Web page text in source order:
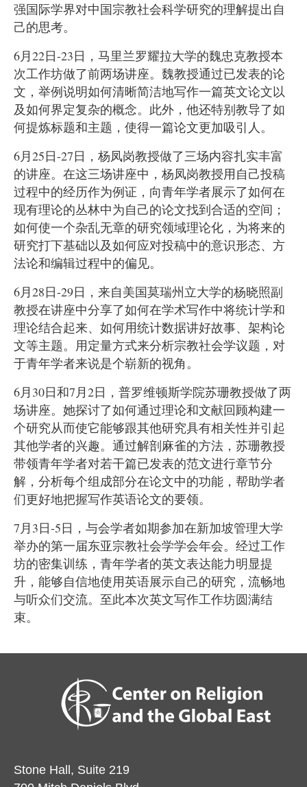
强国际学界对中国宗教社会科学研究的理解提出自
己的思考。
6月22日-23日，马里兰罗耀拉大学的魏忠克教授本
次工作坊做了前两场讲座。魏教授通过已发表的论
文，举例说明如何清晰简洁地写作一篇英文论文以
及如何界定复杂的概念。此外，他还特别教导了如
何提炼标题和主题，使得一篇论文更加吸引人。
6月25日-27日，杨凤岗教授做了三场内容扎实丰富
的讲座。在这三场讲座中，杨凤岗教授用自己投稿
过程中的经历作为例证，向青年学者展示了如何在
现有理论的丛林中为自己的论文找到合适的空间；
如何使一个杂乱无章的研究领域理论化，为将来的
研究打下基础以及如何应对投稿中的意识形态、方
法论和编辑过程中的偏见。
6月28日-29日，来自美国莫瑞州立大学的杨晓照副
教授在讲座中分享了如何在学术写作中将统计学和
理论结合起来、如何用统计数据讲好故事、架构论
文等主题。用定量方式来分析宗教社会学议题，对
于青年学者来说是个崭新的视角。
6月 30日和7月2日，普罗维顿斯学院苏珊教授做了两
场讲座。她探讨了如何通过理论和文献回顾构建一
个研究从而使它能够跟其他研究具有相关性并引起
其他学者的兴趣。通过解剖麻雀的方法，苏珊教授
带领青年学者对若干篇已发表的范文进行章节分
解，分析每个组成部分在论文中的功能，帮助学者
们更好地把握写作英语论文的要领。
7月 3日-5日，与会学者如期参加在新加坡管理大学
举办的第一届东亚宗教社会学学会年会。经过工作
坊的密集训练，青年学者的英文表达能力明显提
升，能够自信地使用英语展示自己的研究，流畅地
与听众们交流。至此本次英文写作工作坊圆满结
束。
Stone Hall, Suite 219